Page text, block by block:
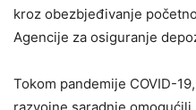
kroz obezbjeđivanje
Agencije za osiguranje
Tokom pandemije COVID-
razvojne saradnje